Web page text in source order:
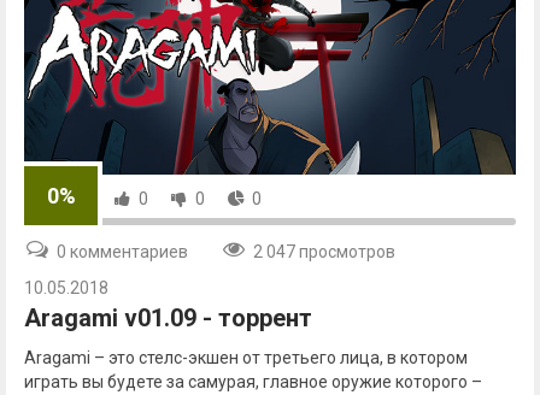
0% 0 0 0
0 комментариев
2 047 просмотров
10.05.2018
Aragami v01.09 - торрент
Aragami – это стелс-экшен от третьего лица, в котором
играть вы будете за самурая, главное оружие которого –